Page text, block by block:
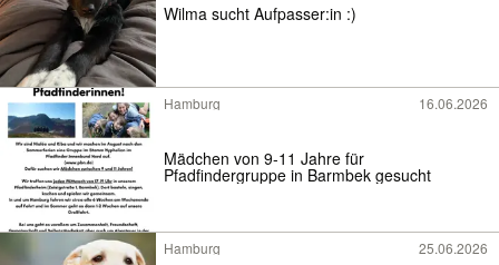
Wilma sucht Aufpasser:in :)
Hamburg 16.06.2026
Mädchen von 9-11 Jahre für
Pfadfindergruppe in Barmbek gesucht
Hamburg 25.06.2026